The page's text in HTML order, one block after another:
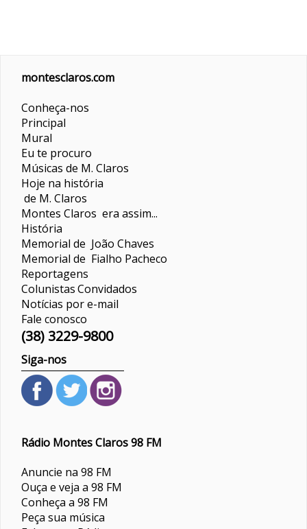
montesclaros.com
Conheça-nos
Principal
Mural
Eu te procuro
Músicas de M. Claros
Hoje na história
de M. Claros
Montes Claros era assim...
História
Memorial de João Chaves
Memorial de Fialho Pacheco
Reportagens
ColunistasConvidados
Notícias por e-mail
Fale conosco
(38) 3229-9800
Siga-nos
Rádio Montes Claros 98 FM
Anuncie na 98 FM
Ouça e veja a 98 FM
Conheça a 98 FM
Peça sua música